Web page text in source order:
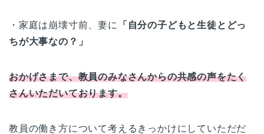
・家庭は崩壊寸前、妻に
「自分の子どもと生徒とどっ
ちが大事なの？」
おかげさまで、教員のみなさんからの共感の声をたく
さんいただいております。
教員の働き方について考えるきっかけにしていただだ